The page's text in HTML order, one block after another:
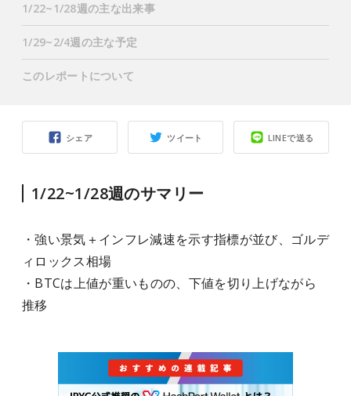
シェア ツイート LINEで送る
1/22~1/28週のサマリー
・強い景気＋インフレ減速を示す指標が並び、ゴルデ
ィロックス相場
・BTCは上値が重いものの、下値を切り上げながら
推移
1/22~1/28週の主な出来事
1/29~2/4週の主な予定
このレポートについて